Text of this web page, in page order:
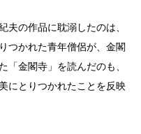
夫の作品に耽溺したのは、
つかれた青年僧侶が、金閣
「金閣寺」を読んだのも、
にとりつかれたことを反映